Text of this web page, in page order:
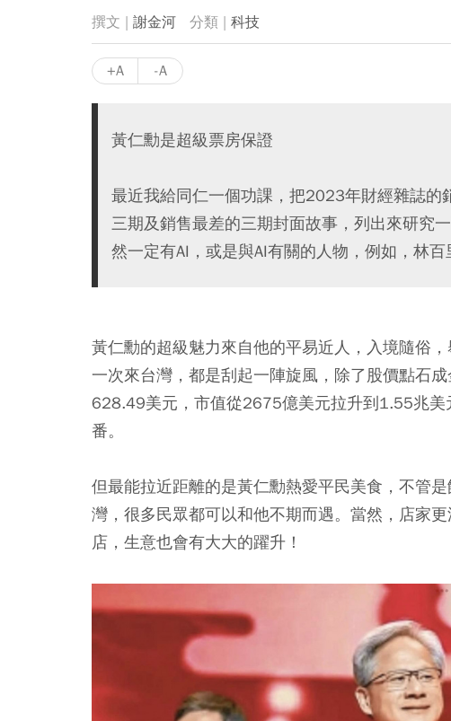
謝金河 科技
+A -A
黃仁勳是超級票房保證
最近我給同仁一個功課，把2023年財經雜誌
三期及銷售最差的三期封面故事，列出來研究
然一定有AI，或是與AI有關的人物，例如，林百
黃仁勳的超級魅力來自他的平易近人，入境隨俗
一次來台灣，都是刮起一陣旋風，除了股價點石
628.49美元，市值從2675億美元拉升到1.55兆美
番。
但最能拉近距離的是黃仁勳熱愛平民美食，不管
灣，很多民眾都可以和他不期而遇。當然，店家
店，生意也會有大大的躍升！